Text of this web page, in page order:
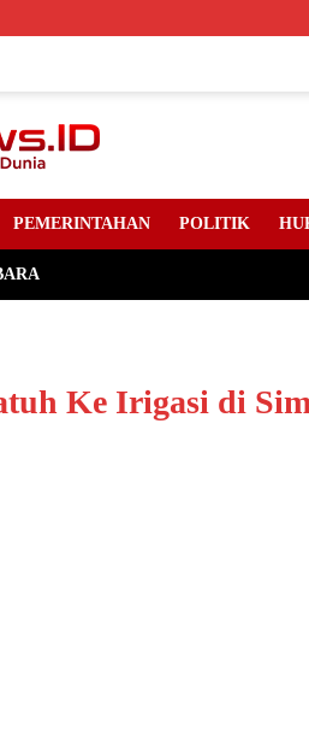
PEMERINTAHAN POLITIK
Ke Irigasi di